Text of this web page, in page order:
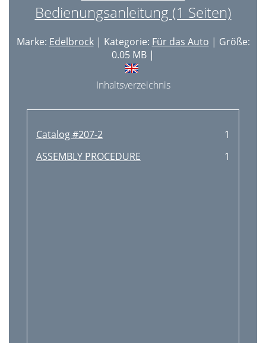
Bedienungsanleitung (1 Seiten)
Marke: Edelbrock| Kategorie: Für das Auto | Größe:
0.05 MB |
Inhaltsverzeichnis
Catalog #207-2
1
ASSEMBLY PROCEDURE
1